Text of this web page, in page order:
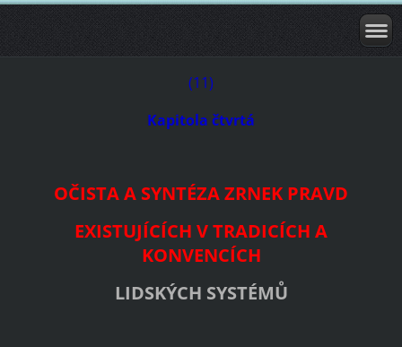
(11)
Kapitola čtvrtá
OČISTA A SYNTÉZA ZRNEK PRAVD
EXISTUJÍCÍCH V TRADICÍCH A
KONVENCÍCH
LIDSKÝCH SYSTÉMŮ